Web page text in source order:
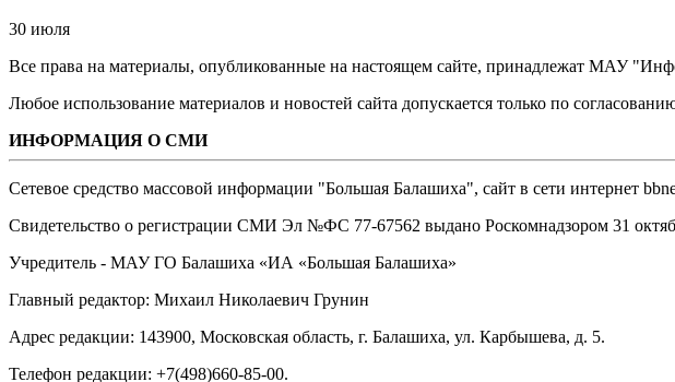
30 июля
Все права на материалы, опубликованные на настоящем сайте, принадлежат МАУ
Любое использование материалов и новостей сайта допускается только по
ИНФОРМАЦИЯ О СМИ
Сетевое средство массовой информации "Большая Балашиха", сайт в сети интернет
Свидетельство о регистрации СМИ Эл №ФС ‎77-67562 выдано Роскомнадзором 31
Учредитель - МАУ ГО Балашиха «ИА «Большая Балашиха»
Главный редактор: Михаил Николаевич Грунин
Адрес редакции: 143900, Московская область, г. Балашиха, ул. Карбышева, д. 5.
Телефон редакции: +7(498)660-85-00.